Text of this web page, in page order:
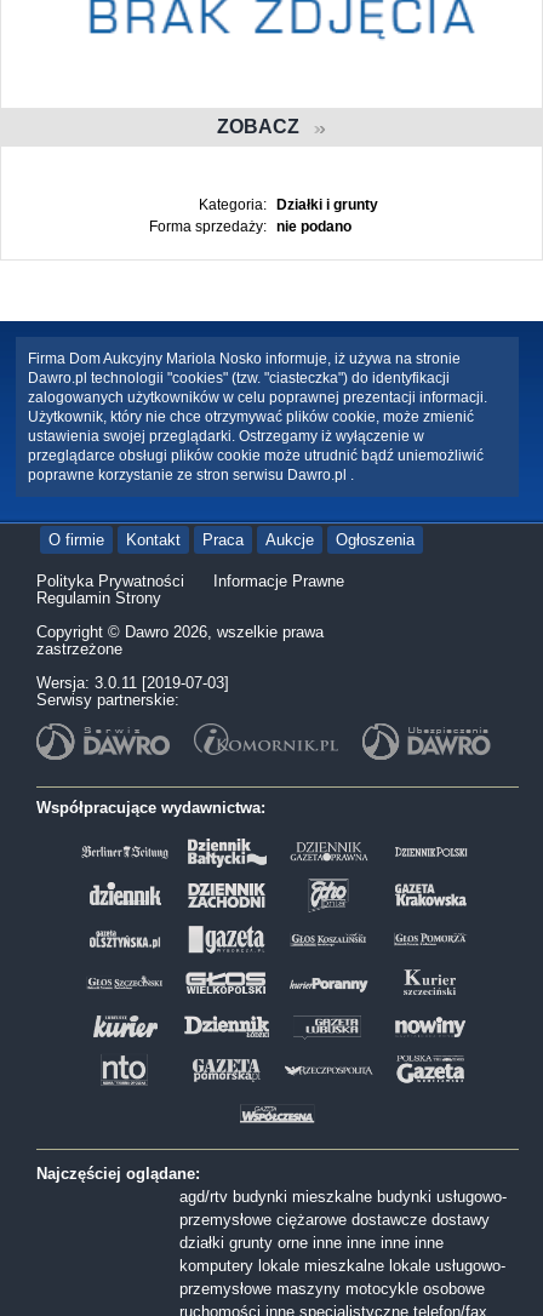
ZOBACZ
Kategoria:
Działki i grunty
Forma sprzedaży:
nie podano
Firma Dom Aukcyjny Mariola Nosko informuje, iż używa na stronie
Dawro.pl technologii "cookies" (tzw. "ciasteczka") do identyfikacji
zalogowanych użytkowników w celu poprawnej prezentacji informacji.
Użytkownik, który nie chce otrzymywać plików cookie, może zmienić
ustawienia swojej przeglądarki. Ostrzegamy iż wyłączenie w
przeglądarce obsługi plików cookie może utrudnić bądź uniemożliwić
poprawne korzystanie ze stron serwisu Dawro.pl .
O firmie Kontakt Praca Aukcje Ogłoszenia
Polityka Prywatności
Informacje Prawne
Regulamin Strony
Copyright © Dawro 2026, wszelkie prawa
zastrzeżone
Wersja: 3.0.11 [2019-07-03]
Serwisy partnerskie:
Współpracujące wydawnictwa:
Najczęściej oglądane:
agd/rtv budynki mieszkalne budynki usługowo-
przemysłowe ciężarowe dostawcze dostawy
działki grunty orne inne inne inne inne
komputery lokale mieszkalne lokale usługowo-
przemysłowe maszyny motocykle osobowe
ruchomości inne specjalistyczne telefon/fax